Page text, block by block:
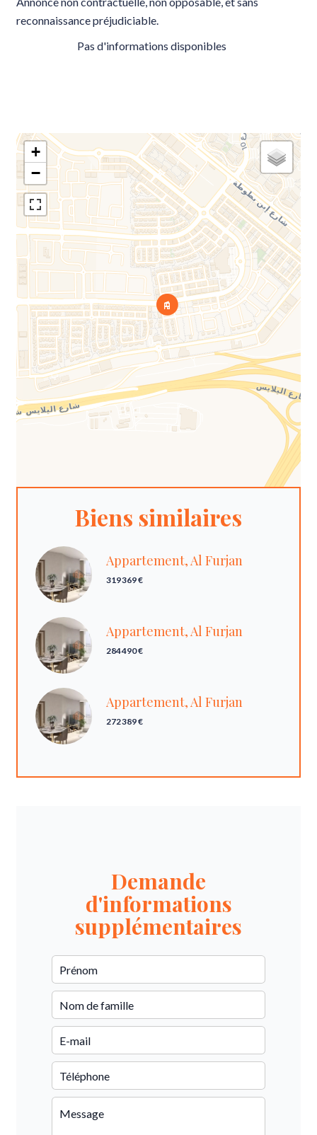
reconnaissance préjudiciable.
Pas d'informations disponibles
+
−
Biens similaires
Appartement, Al Furjan
319 369 €
Appartement, Al Furjan
284 490 €
Appartement, Al Furjan
272 389 €
Demande
d'informations
supplémentaires